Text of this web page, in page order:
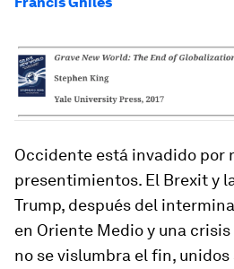
Occidente está invadido por
presentimientos. El Brexit y
Trump, después del
en Oriente Medio y una
no se vislumbra el fin,